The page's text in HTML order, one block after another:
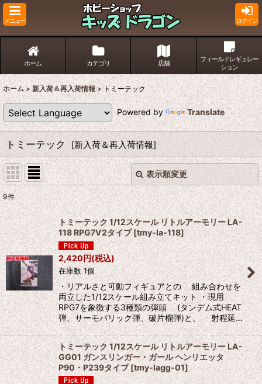
メニュー ログイン
ホーム カテゴリ 店舗
フィールドレギュレー
ション
ホーム > 新入荷＆再入荷情報 > トミーテック
Powered by Translate
トミーテック [新入荷＆再入荷情報]
表示順変更
サブカテゴリ
表示数:
並び順:
絞り込む
閉じる
9件
トミーテック 1/12スケール リトルアーモリー LA-
118 RPG7V2タイプ[tmy-la-118]
2,420円(税込)
在庫数 1個
・リアルさと可動フィギュアとの 組み合わせを
両立した1/12スケール組み立てキット ・現用
RPG7を象徴する3種類の弾頭 (タンデム式HEAT
弾、サーモバリック弾、破片榴弾)と、 射程延…
トミーテック 1/12スケール リトルアーモリー LA-
GG01 ガンスリンガー・ガール ヘンリエッタ
P90・P239タイプ [tmy-lagg-01]